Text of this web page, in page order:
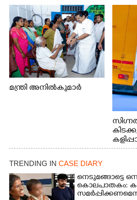
മന്ത്രി അനിൽകുമാർ
TRENDING IN CASE DIARY
നെടുമങ്ങാട്ടെ
കൊലപാതകം: